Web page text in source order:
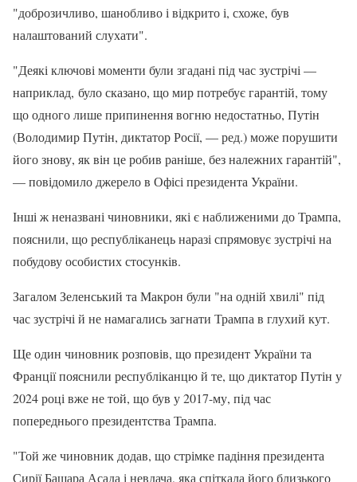
"доброзичливо, шанобливо і відкрито і, схоже, був
налаштований слухати".
"Деякі ключові моменти були згадані під час зустрічі —
наприклад, було сказано, що мир потребує гарантій, тому
що одного лише припинення вогню недостатньо, Путін
(Володимир Путін, диктатор Росії, — ред.) може порушити
його знову, як він це робив раніше, без належних гарантій",
— повідомило джерело в Офісі президента України.
Інші ж неназвані чиновники, які є наближеними до Трампа,
пояснили, що республіканець наразі спрямовує зустрічі на
побудову особистих стосунків.
Загалом Зеленський та Макрон були "на одній хвилі" під
час зустрічі й не намагались загнати Трампа в глухий кут.
Ще один чиновник розповів, що президент України та
Франції пояснили республіканцю й те, що диктатор Путін у
2024 році вже не той, що був у 2017-му, під час
попереднього президентства Трампа.
"Той же чиновник додав, що стрімке падіння президента
Сирії Башара Асада і невдача, яка спіткала його близького